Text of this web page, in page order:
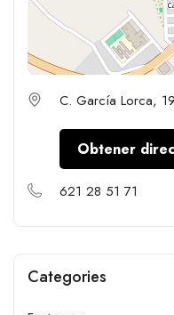
C. García Lorca,
Obtener
621 28 51 71
Categories